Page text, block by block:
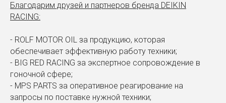
Благодарим друзей и партнеров бренда DEIKIN
RACING:
- ROLF MOTOR OIL за продукцию, которая
обеспечивает эффективную работу техники;
- BIG RED RACING за экспертное сопровождение в
гоночной сфере;
- MPS PARTS за оперативное реагирование на
запросы по поставке нужной техники;